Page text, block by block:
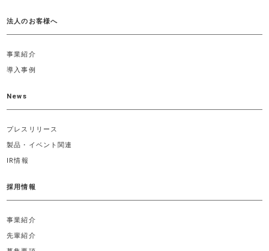
法人のお客様へ
事業紹介
導入事例
News
プレスリリース
製品・イベント関連
IR情報
採用情報
事業紹介
先輩紹介